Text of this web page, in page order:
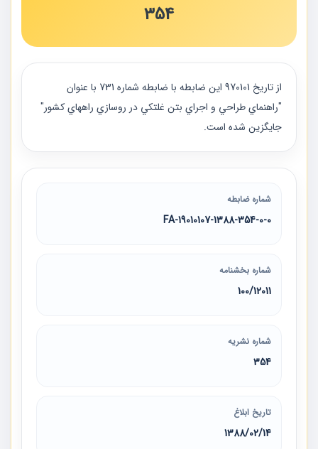
354
از تاريخ 970101 اين ضابطه با ضابطه شماره 731 با عنوان
"راهنماي طراحي و اجراي بتن غلتكي در روسازي راههاي كشور"
جايگزين شده است.
شماره ضابطه
19010107-1388-354-0-0-FA
شماره بخشنامه
100/12011
شماره نشریه
354
تاریخ ابلاغ
1388/02/14